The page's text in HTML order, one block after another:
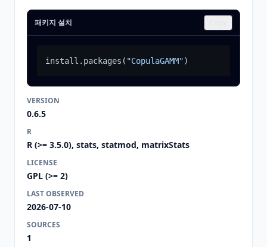
패키지 설치
install.packages ( "CopulaGAMM")
VERSION
0.6.5
R
R (>= 3.5.0), stats, statmod, matrixStats
LICENSE
GPL (>= 2)
LAST OBSERVED
2026-07-10
SOURCES
1